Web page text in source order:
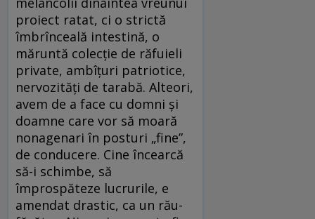
proiect ratat, ci o strictă
îmbrînceală intestină, o
măruntă colecţie de răfuieli
private, ambîţuri patriotice,
nervozităţi de tarabă. Alteori,
avem de a face cu domni şi
doamne care vor să moară
nonagenari în posturi „fine”,
de conducere. Cine încearcă
să-i schimbe, să
împrospăteze lucrurile, e
amendat drastic, ca un rău-